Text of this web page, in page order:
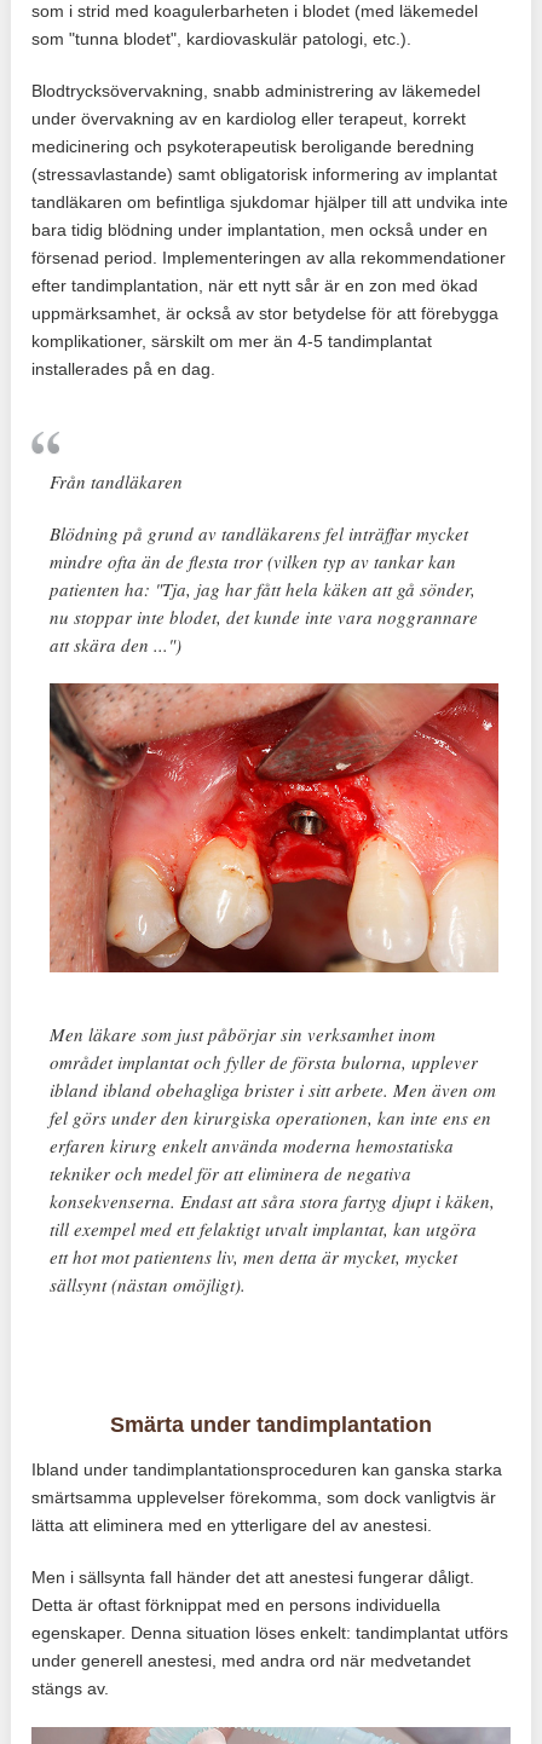
som i strid med koagulerbarheten i blodet (med läkemedel
som "tunna blodet", kardiovaskulär patologi, etc.).
Blodtrycksövervakning, snabb administrering av läkemedel
under övervakning av en kardiolog eller terapeut, korrekt
medicinering och psykoterapeutisk beroligande beredning
(stressavlastande) samt obligatorisk informering av implantat
tandläkaren om befintliga sjukdomar hjälper till att undvika inte
bara tidig blödning under implantation, men också under en
försenad period. Implementeringen av alla rekommendationer
efter tandimplantation, när ett nytt sår är en zon med ökad
uppmärksamhet, är också av stor betydelse för att förebygga
komplikationer, särskilt om mer än 4-5 tandimplantat
installerades på en dag.
Från tandläkaren
Blödning på grund av tandläkarens fel inträffar mycket
mindre ofta än de flesta tror (vilken typ av tankar kan
patienten ha: "Tja, jag har fått hela käken att gå sönder,
nu stoppar inte blodet, det kunde inte vara noggrannare
att skära den ...")
Men läkare som just påbörjar sin verksamhet inom
området implantat och fyller de första bulorna, upplever
ibland ibland obehagliga brister i sitt arbete. Men även om
fel görs under den kirurgiska operationen, kan inte ens en
erfaren kirurg enkelt använda moderna hemostatiska
tekniker och medel för att eliminera de negativa
konsekvenserna. Endast att såra stora fartyg djupt i käken,
till exempel med ett felaktigt utvalt implantat, kan utgöra
ett hot mot patientens liv, men detta är mycket, mycket
sällsynt (nästan omöjligt).
Smärta under tandimplantation
Ibland under tandimplantationsproceduren kan ganska starka
smärtsamma upplevelser förekomma, som dock vanligtvis är
lätta att eliminera med en ytterligare del av anestesi.
Men i sällsynta fall händer det att anestesi fungerar dåligt.
Detta är oftast förknippat med en persons individuella
egenskaper. Denna situation löses enkelt: tandimplantat utförs
under generell anestesi, med andra ord när medvetandet
stängs av.